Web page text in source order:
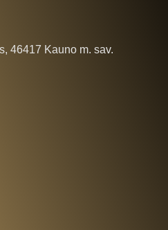
46417 Kauno m. sav.